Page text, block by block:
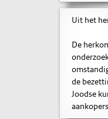
Uit het
De
de
Joodse